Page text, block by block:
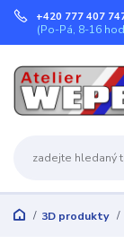
+420 777 407
(Po-Pá, 8-16
3D produkty